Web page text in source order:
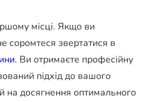
місці. Якщо ви
соромтеся звертатися в
. Ви отримаєте професійну
підхід до вашого
на досягнення оптимального